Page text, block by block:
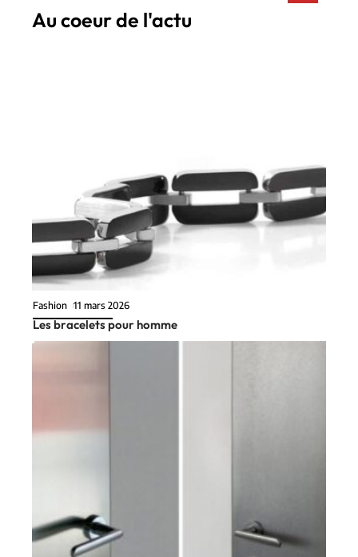
Au coeur de l'actu
Fashion 11 mars 2026
Les bracelets pour homme